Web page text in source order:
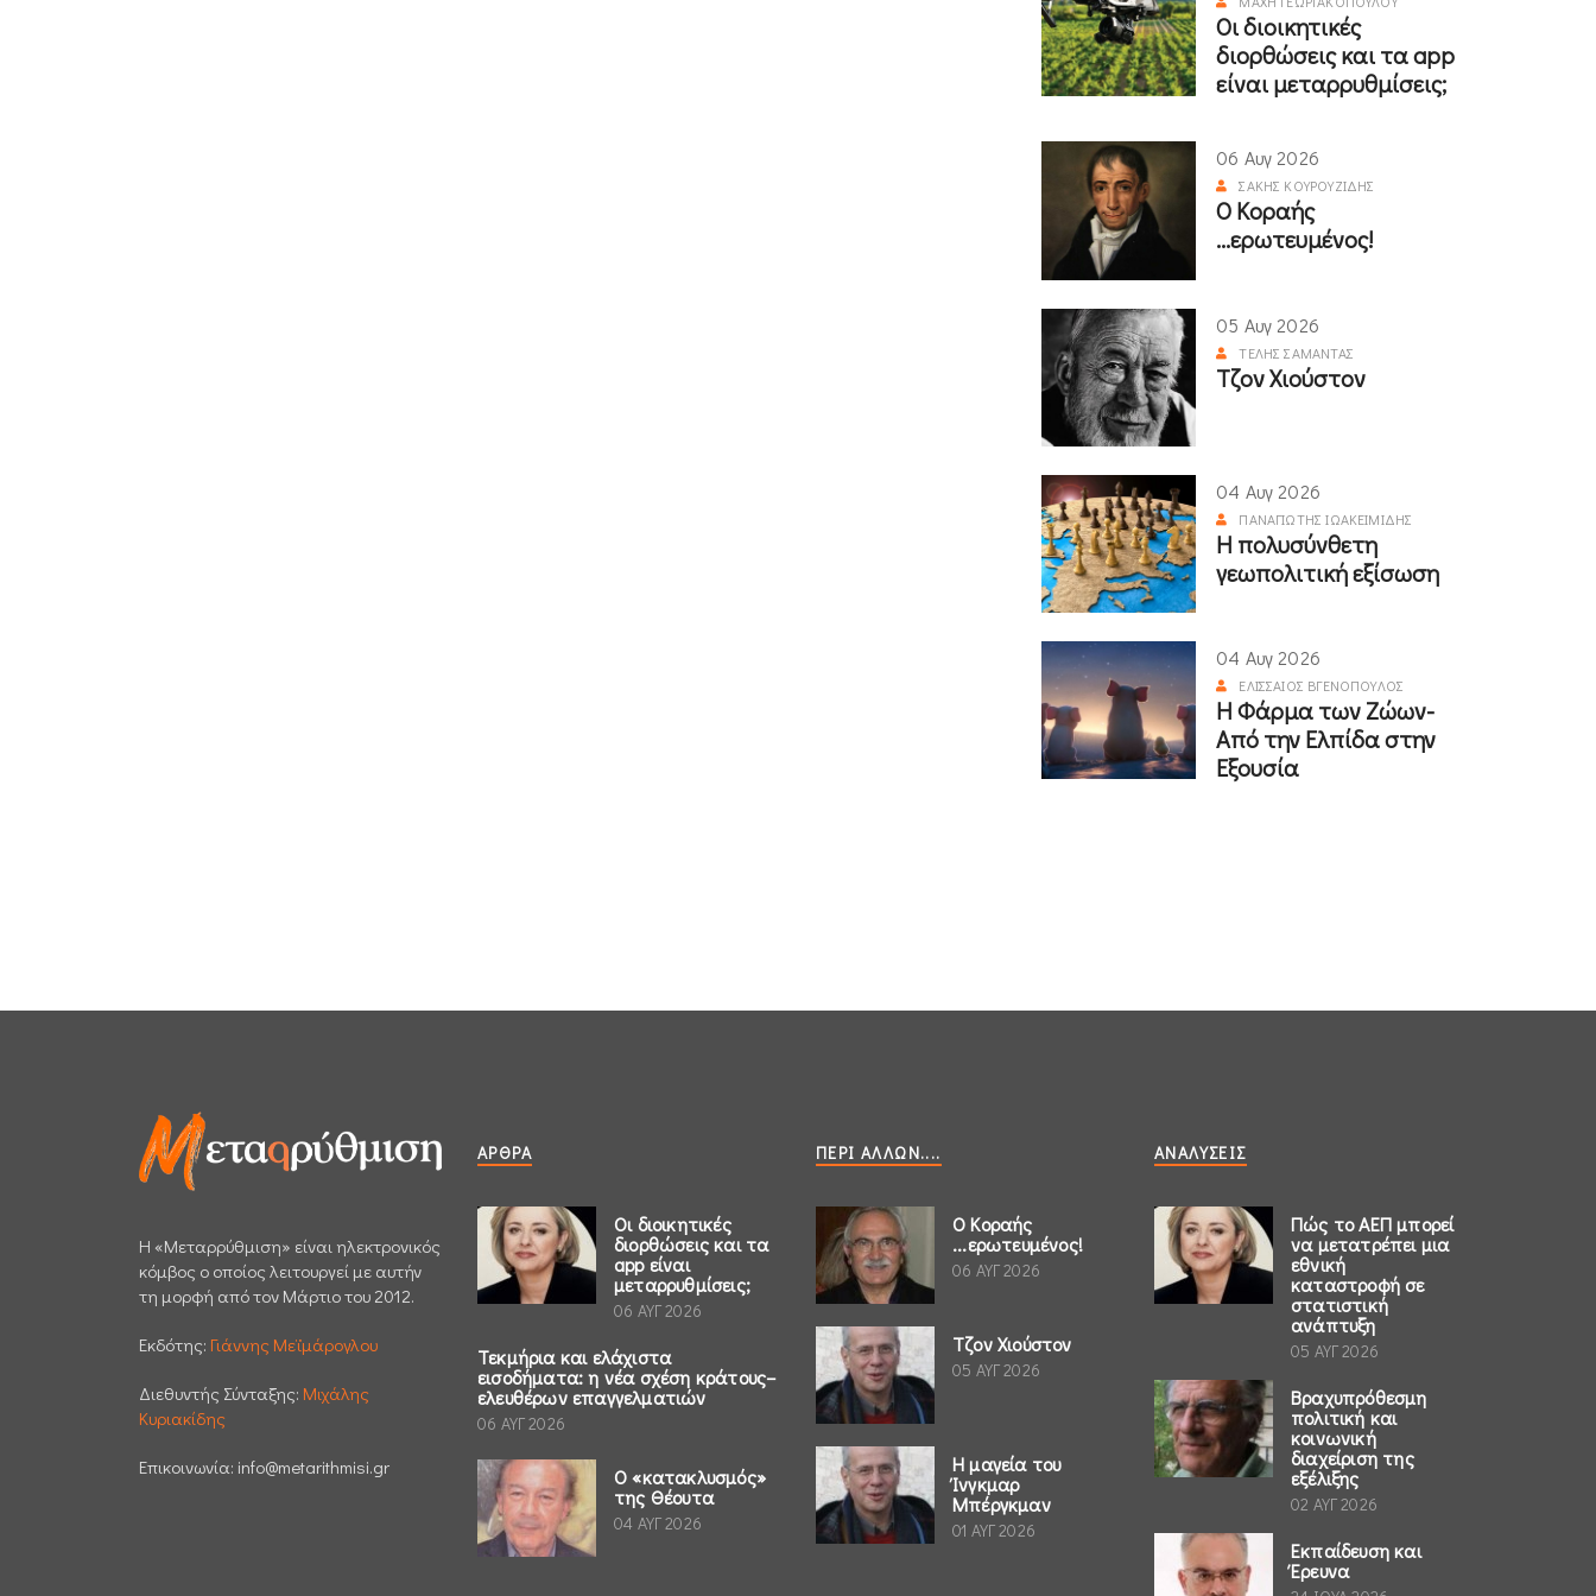
Οι διοικητικές
διορθώσεις και τα app
είναι μεταρρυθμίσεις;
06 Αυγ 2026
ΣΆΚΗΣ ΚΟΥΡΟΥΖΊΔΗΣ
Ο Κοραής
...ερωτευμένος!
05 Αυγ 2026
ΤΈΛΗΣ ΣΑΜΑΝΤΆΣ
Τζον Χιούστον
04 Αυγ 2026
ΠΑΝΑΓΙΏΤΗΣ ΙΩΑΚΕΙΜΊΔΗΣ
Η πολυσύνθετη
γεωπολιτική εξίσωση
04 Αυγ 2026
ΕΛΙΣΣΑΊΟΣ ΒΓΕΝΌΠΟΥΛΟΣ
Η Φάρμα των Ζώων-
Από την Ελπίδα στην
Εξουσία
H «Μεταρρύθμιση» είναι ηλεκτρονικός
κόμβος ο οποίος λειτουργεί με αυτήν
τη μορφή από τον Μάρτιο του 2012.
Εκδότης: Γιάννης Μεϊμάρογλου
Διεθυντής Σύνταξης: Μιχάλης
Κυριακίδης
Επικοινωνία: info@metarithmisi.gr
ΆΡΘΡΑ
Οι διοικητικές
διορθώσεις και τα
app είναι
μεταρρυθμίσεις;
06 ΑΥΓ 2026
Τεκμήρια και ελάχιστα
εισοδήματα: η νέα σχέση κράτους–
ελευθέρων επαγγελματιών
06 ΑΥΓ 2026
Ο «κατακλυσμός»
της Θέουτα
04 ΑΥΓ 2026
ΠΕΡΊ ΆΛΛΩΝ....
Ο Κοραής
...ερωτευμένος!
06 ΑΥΓ 2026
Τζον Χιούστον
05 ΑΥΓ 2026
Η μαγεία του
Ίνγκμαρ
Μπέργκμαν
01 ΑΥΓ 2026
ΑΝΑΛΎΣΕΙΣ
Πώς το ΑΕΠ μπορεί
να μετατρέπει μια
εθνική
καταστροφή σε
στατιστική
ανάπτυξη
05 ΑΥΓ 2026
Βραχυπρόθεσμη
πολιτική και
κοινωνική
διαχείριση της
εξέλιξης
02 ΑΥΓ 2026
Εκπαίδευση και
Έρευνα